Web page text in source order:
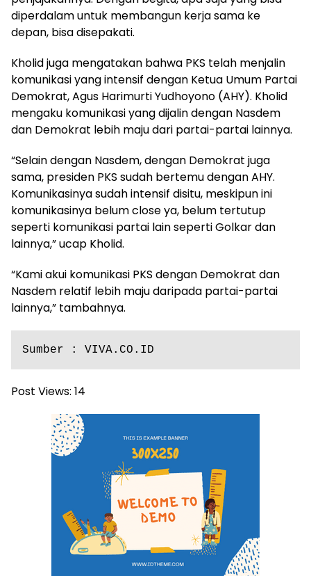
diperdalam untuk membangun kerja sama ke
depan, bisa disepakati.
Kholid juga mengatakan bahwa PKS telah menjalin
komunikasi yang intensif dengan Ketua Umum Partai
Demokrat, Agus Harimurti Yudhoyono (AHY). Kholid
mengaku komunikasi yang dijalin dengan Nasdem
dan Demokrat lebih maju dari partai-partai lainnya.
“Selain dengan Nasdem, dengan Demokrat juga
sama, presiden PKS sudah bertemu dengan AHY.
Komunikasinya sudah intensif disitu, meskipun ini
komunikasinya belum close ya, belum tertutup
seperti komunikasi partai lain seperti Golkar dan
lainnya,” ucap Kholid.
“Kami akui komunikasi PKS dengan Demokrat dan
Nasdem relatif lebih maju daripada partai-partai
lainnya,” tambahnya.
Sumber : VIVA.CO.ID
Post Views: 14